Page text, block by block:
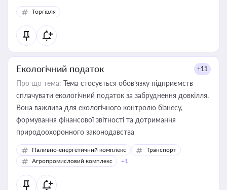
Торгівля
Екологічний податок +11
Про що тема: Тема стосується обов’язку підприємств
сплачувати екологічний податок за забруднення довкілля.
Вона важлива для екологічного контролю бізнесу,
формування фінансової звітності та дотримання
природоохоронного законодавства
Паливно-енергетичний комплекс
Транспорт
Агропромисловий комплекс
+1